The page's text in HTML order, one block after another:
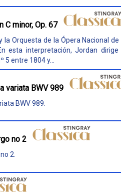
C minor, Op. 67
la Orquesta de la Ópera Nacional
esta interpretación, Jordan
5 entre 1804 y...
variata BWV 989
BWV 989.
no 2
2.